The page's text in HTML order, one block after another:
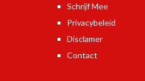
Schrijf Mee
Privacybeleid
Disclamer
Contact